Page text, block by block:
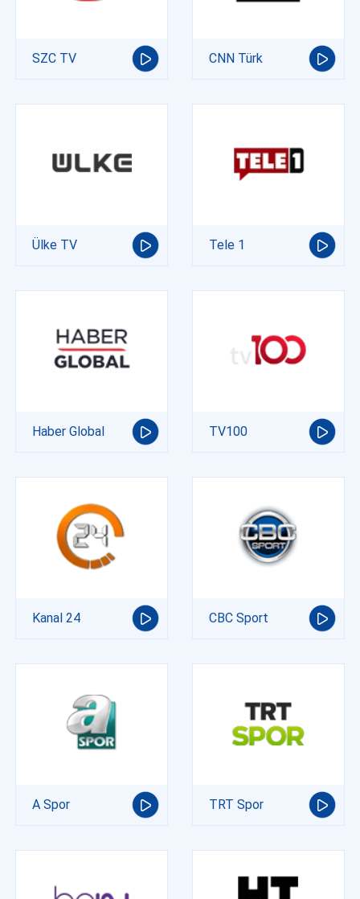
SZC TV CNN Türk
Ülke TV Tele 1
Haber Global TV100
Kanal 24 CBC Sport
A Spor TRT Spor